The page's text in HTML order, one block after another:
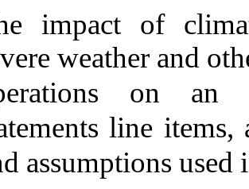
impact of
weather and
on an
line
assumptions